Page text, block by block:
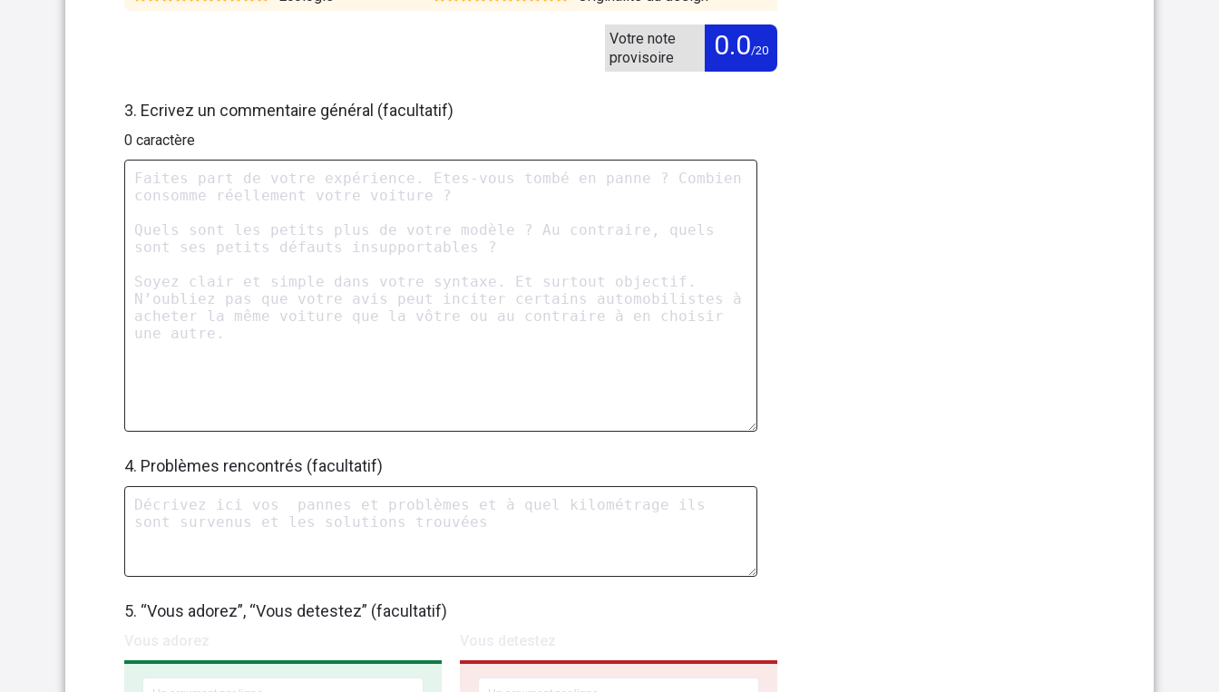
Votre note
provisoire
0.0/20
3. Ecrivez un commentaire général (facultatif)
0 caractère
4. Problèmes rencontrés (facultatif)
5. “Vous adorez”, “Vous detestez” (facultatif)